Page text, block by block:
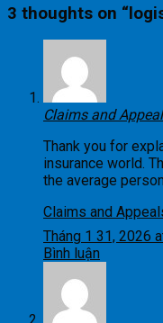
3 thoughts on “
Claims and
Thank you for
insurance world.
the average
Claims and
Tháng 1 31, 2026
Bình luận